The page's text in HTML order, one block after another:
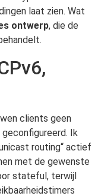
laat zien. Wat
ontwerp, die de
clients geen
Ik
routing“ actief
met de gewenste
stateful, terwijl